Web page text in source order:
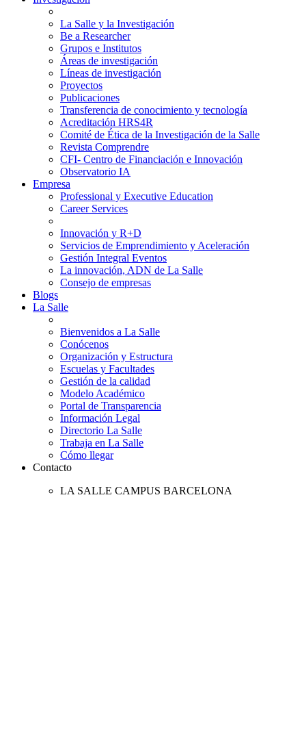
La Salle y la Investigación
Be a Researcher
Grupos e Institutos
Áreas de investigación
Líneas de investigación
Proyectos
Publicaciones
Transferencia de conocimiento y tecnología
Acreditación HRS4R
Comité de Ética de la Investigación de la Salle
Revista Comprendre
CFI- Centro de Financiación e Innovación
Observatorio IA
Empresa
Professional y Executive Education
Career Services
Innovación y R+D
Servicios de Emprendimiento y Aceleración
Gestión Integral Eventos
La innovación, ADN de La Salle
Consejo de empresas
Blogs
La Salle
Bienvenidos a La Salle
Conócenos
Organización y Estructura
Escuelas y Facultades
Gestión de la calidad
Modelo Académico
Portal de Transparencia
Información Legal
Directorio La Salle
Trabaja en La Salle
Cómo llegar
Contacto
LA SALLE CAMPUS BARCELONA